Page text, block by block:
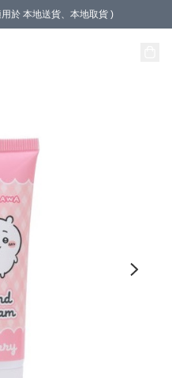
於 本地送貨、本地取貨 )